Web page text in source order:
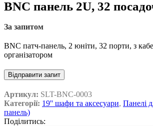
BNC панель 2U, 32
За запитом
BNC патч-панель, 2 юніти, 32 порти, з
організатором
Відправити запит
Артикул: SLT-BNC-0003
Категорії: 19'' шафи та аксесуари, Панелі
панель)
Поділитись: